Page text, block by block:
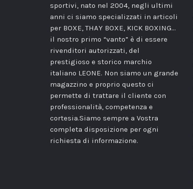
sportivi, nato nel 2004, negli ultimi
anni ci siamo specializzati in articoli
per BOXE, THAY BOXE, KICK BOXING…
il nostro primo “vanto” è di essere
rivenditori autorizzati, del
prestigioso e storico marchio
italiano LEONE. Non siamo un grande
magazzino e proprio questo ci
permette di trattare il cliente con
professionalità, competenza e
cortesia.Siamo sempre a Vostra
completa disposizione per ogni
richiesta di informazione.